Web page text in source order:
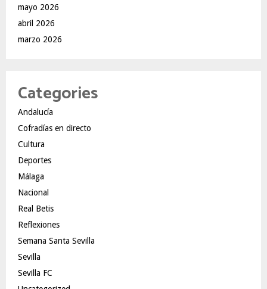
mayo 2026
abril 2026
marzo 2026
Categories
Andalucía
Cofradías en directo
Cultura
Deportes
Málaga
Nacional
Real Betis
Reflexiones
Semana Santa Sevilla
Sevilla
Sevilla FC